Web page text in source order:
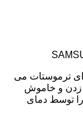
ترموستات می
زدن و خاموش
را توسط دمای